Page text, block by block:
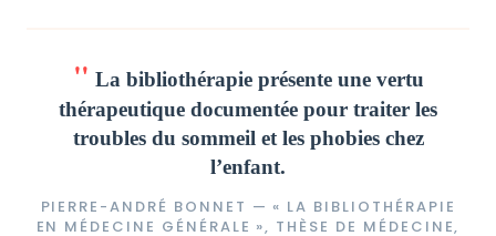
La bibliothérapie présente une vertu
thérapeutique documentée pour traiter les
troubles du sommeil et les phobies chez
l’enfant.
PIERRE-ANDRÉ BONNET — « LA BIBLIOTHÉRAPIE
EN MÉDECINE GÉNÉRALE », THÈSE DE MÉDECINE,